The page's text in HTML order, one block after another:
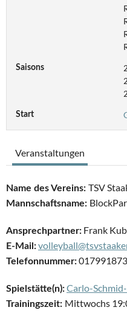
Saisons
Start
Veranstaltungen
Name des Vereins: TSV
Mannschaftsname:
Ansprechpartner: Frank
E-Mail:
Telefonnummer:
Spielstätte(n):Carlo-
Trainingszeit: Mittwochs